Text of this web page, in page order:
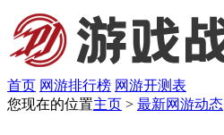
首页 网游排行榜 网游开测表
您现在的位置主页 > 最新网游动态